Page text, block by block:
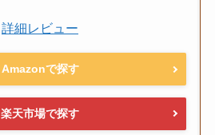
詳細レビュー
Amazonで探す
楽天市場で探す